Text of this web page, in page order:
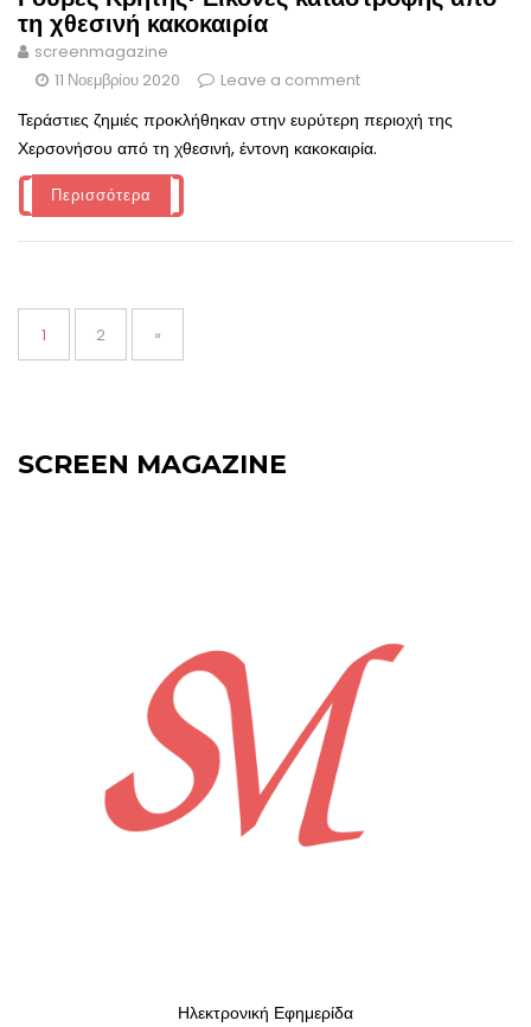
τη χθεσινή κακοκαιρία
screenmagazine
11 Νοεμβρίου 2020
Leave a comment
Τεράστιες ζημιές προκλήθηκαν στην ευρύτερη περιοχή της
Χερσονήσου από τη χθεσινή, έντονη κακοκαιρία.
Περισσότερα
Σελιδοποίηση
άρθρων
Page
1 Page
2 »
SCREEN MAGAZINE
Ηλεκτρονική Εφημερίδα